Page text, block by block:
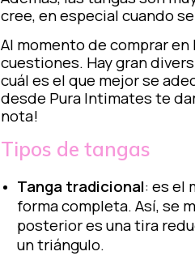
cree, en especial cuando
Al momento de comprar
cuestiones. Hay gran
cuál es el que mejor se
desde Pura Intimates te
nota!
Tipos de tangas
Tanga tradicional: es el
forma completa. Así, se
posterior es una tira
un triángulo.